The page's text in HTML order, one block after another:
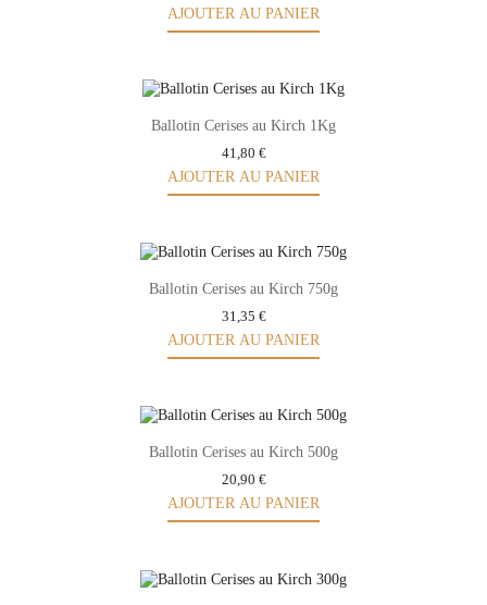
AJOUTER AU PANIER
Ballotin Cerises au Kirch 1Kg
41,80 €
AJOUTER AU PANIER
Ballotin Cerises au Kirch 750g
31,35 €
AJOUTER AU PANIER
Ballotin Cerises au Kirch 500g
20,90 €
AJOUTER AU PANIER